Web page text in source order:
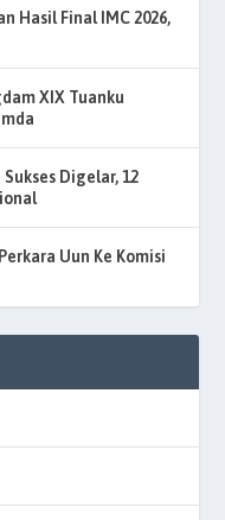
Hasil Final IMC 2026,
XIX Tuanku
Digelar, 12
Uun Ke Komisi